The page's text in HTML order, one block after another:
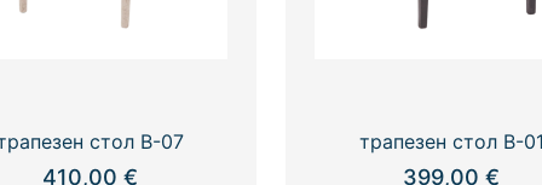
стол В-07
410,00 €
трапезен стол В-01
399,00€